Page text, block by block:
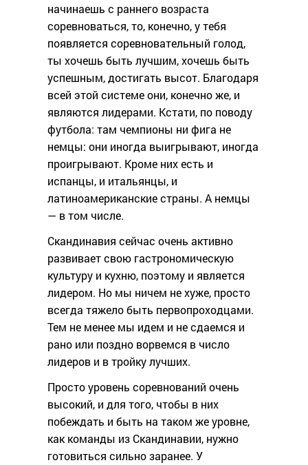
начинаешь с раннего возраста
соревноваться, то, конечно, у тебя
появляется соревновательный голод,
ты хочешь быть лучшим, хочешь быть
успешным, достигать высот. Благодаря
всей этой системе они, конечно же, и
являются лидерами. Кстати, по поводу
футбола: там чемпионы ни фига не
немцы: они иногда выигрывают, иногда
проигрывают. Кроме них есть и
испанцы, и итальянцы, и
латиноамериканские страны. А немцы
— в том числе.
Скандинавия сейчас очень активно
развивает свою гастрономическую
культуру и кухню, поэтому и является
лидером. Но мы ничем не хуже, просто
всегда тяжело быть первопроходцами.
Тем не менее мы идем и не сдаемся и
рано или поздно ворвемся в число
лидеров и в тройку лучших.
Просто уровень соревнований очень
высокий, и для того, чтобы в них
побеждать и быть на таком же уровне,
как команды из Скандинавии, нужно
готовиться сильно заранее. У